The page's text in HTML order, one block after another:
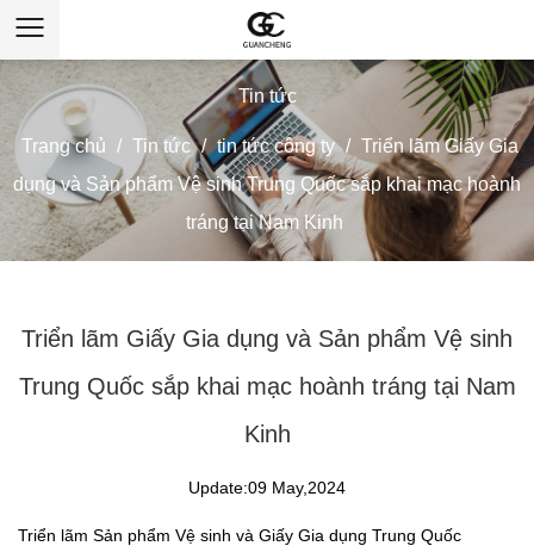
Tin tức
Trang chủ / Tin tức / tin tức công ty / Triển lãm Giấy Gia
dụng và Sản phẩm Vệ sinh Trung Quốc sắp khai mạc hoành
tráng tại Nam Kinh
Triển lãm Giấy Gia dụng và Sản phẩm Vệ sinh
Trung Quốc sắp khai mạc hoành tráng tại Nam
Kinh
Update:09 May,2024
Triển lãm Sản phẩm Vệ sinh và Giấy Gia dụng Trung Quốc